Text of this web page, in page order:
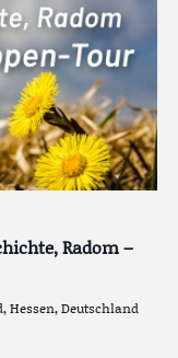
Radom –
Hessen, Deutschland